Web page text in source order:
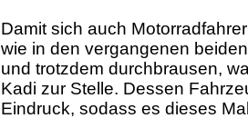
Damit sich auch
wie in den vergangenen
und trotzdem durchbrausen,
Kadi zur Stelle. Dessen
Eindruck, sodass es dieses